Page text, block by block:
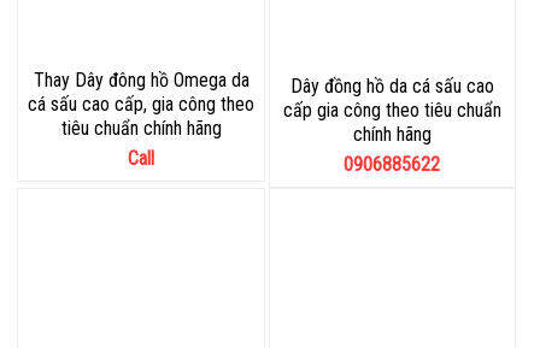
Thay Dây đông hồ Omega da
cá sấu cao cấp, gia công theo
tiêu chuẩn chính hãng
Call
Dây đồng hồ da cá sấu cao
cấp gia công theo tiêu chuẩn
chính hãng
0906885622